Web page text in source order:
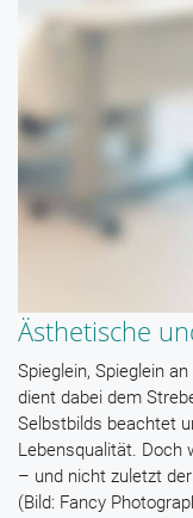
Ästhetische
Spieglein, Spieglein
dient dabei dem
Selbstbilds beachtet
Lebensqualität. Doch
– und nicht zuletzt
(Bild: Fancy